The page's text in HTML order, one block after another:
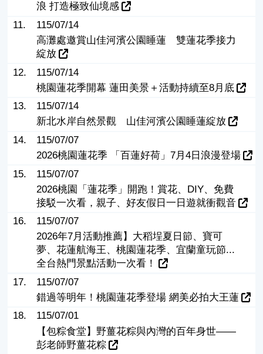
浪 打造極致仙境感
11.
115/07/14
高灘處邀賞山佳河濱公園睡蓮 雙蓮花季接力
綻放
12.
115/07/14
桃園蓮花季開幕 蓮田美景＋活動持續至8月底
13.
115/07/14
新北水岸自然景觀 山佳河濱公園睡蓮綻放
14.
115/07/07
2026桃園蓮花季 「百蓮好荷」7月4日浪漫登場
15.
115/07/07
2026桃園「蓮花季」開跑！賞花、DIY、免費
接駁一次看，親子、好友假日一日遊就衝觀音
16.
115/07/07
2026年7月活動推薦】大稻埕夏日節、寶可
夢、花蓮航海王、桃園蓮花季、宜蘭童玩節...
全台熱門景點活動一次看！
17.
115/07/07
錯過等明年！桃園蓮花季登場 網美必拍大王蓮
18.
115/07/01
【包粽食堂】野薑花粽與內灣的百年身世——
彭老師野薑花粽